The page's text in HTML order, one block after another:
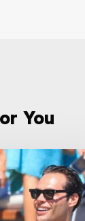
You